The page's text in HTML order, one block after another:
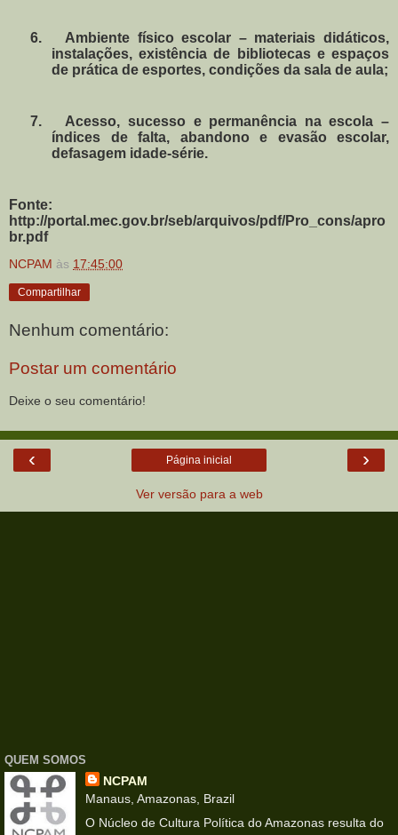
6.
Ambiente físico escolar – materiais didáticos,
instalações, existência de bibliotecas e espaços
de prática de esportes, condições da sala de aula;
7.
Acesso, sucesso e permanência na escola –
índices de falta, abandono e evasão escolar,
defasagem idade-série.
Fonte:
http://portal.mec.gov.br/seb/arquivos/pdf/Pro_cons/apro
br.pdf
NCPAM às 17:45:00
Compartilhar
Nenhum comentário:
Postar um comentário
Deixe o seu comentário!
‹ ›
Página inicial
Ver versão para a web
QUEM SOMOS
NCPAM
Manaus, Amazonas, Brazil
O Núcleo de Cultura Política do Amazonas resulta do